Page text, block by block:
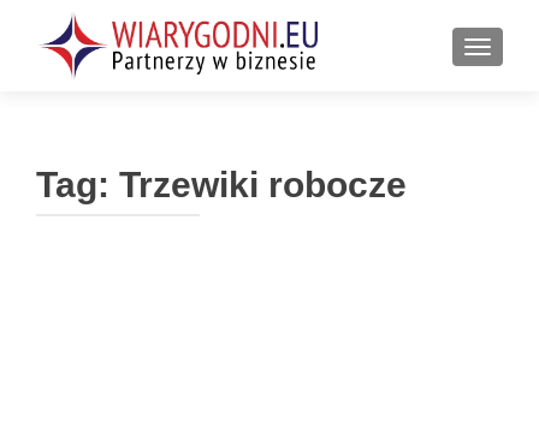
Tag: Trzewiki robocze